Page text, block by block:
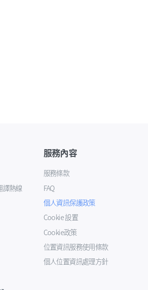
譯熱線
服務內容
服務條款
FAQ
個人資訊保護政策
Cookie 設置
Cookie政策
位置資訊服務使用條款
個人位置資訊處理方針